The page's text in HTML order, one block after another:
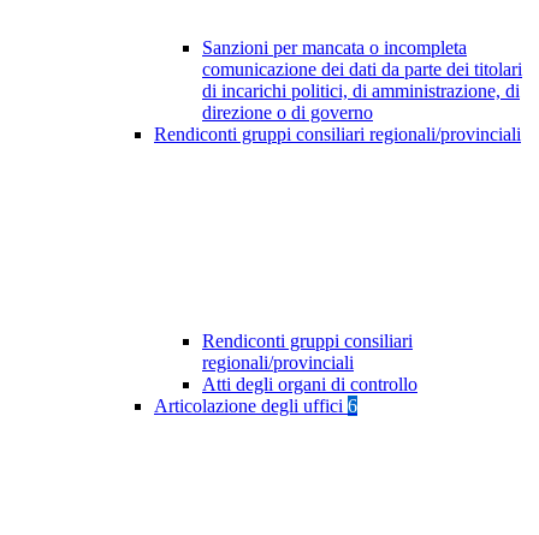
Sanzioni per mancata o incompleta
comunicazione dei dati da parte dei titolari
di incarichi politici, di amministrazione, di
direzione o di governo
Rendiconti gruppi consiliari regionali/provinciali
Rendiconti gruppi consiliari
regionali/provinciali
Atti degli organi di controllo
Articolazione degli uffici 6